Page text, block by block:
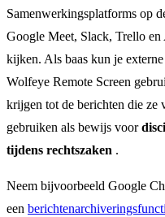
Samenwerkingsplatforms op
Google Meet, Slack, Trello
kijken. Als baas kun je
Wolfeye Remote Screen
krijgen tot de berichten die ze
gebruiken als bewijs voor
tijdens rechtszaken .
Neem bijvoorbeeld Google
een